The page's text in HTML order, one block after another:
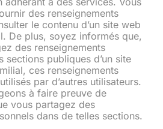
des renseignements
le contenu d’un site web
De plus, soyez informés que,
des renseignements
sections publiques d’un site
ces renseignements
par d’autres utilisateurs.
à faire preuve de
vous partagez des
dans de telles sections.